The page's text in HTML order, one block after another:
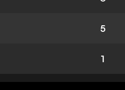
5
1